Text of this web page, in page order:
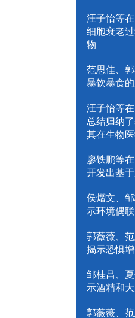
汪子怡等
细胞衰老
物
范思佳、
暴饮暴食
汪子怡等
总结归纳
其在生物
廖铁鹏等
开发出基
侯熠文、
示环境偶
郭薇薇、
揭示恐惧
邹桂昌、
示酒精和
郭薇薇、